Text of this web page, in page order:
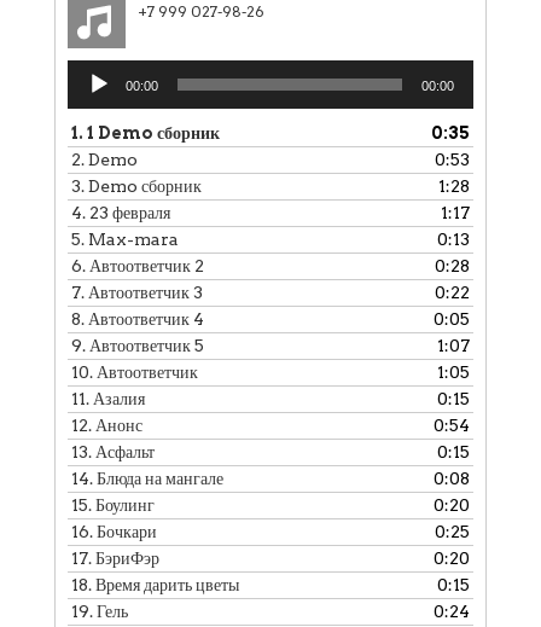
+7 999 027-98-26
Аудиоплеер
00:00 00:00
1. 1 Demo сборник
0:35
2.Demo
0:53
3.Demo сборник
1:28
4. 23 февраля
1:17
5. Max-mara
0:13
6. Автоответчик 2
0:28
7. Автоответчик 3
0:22
8. Автоответчик 4
0:05
9. Автоответчик 5
1:07
10. Автоответчик
1:05
11. Азалия
0:15
12. Анонс
0:54
13. Асфальт
0:15
14.Блюда на мангале
0:08
15.Боулинг
0:20
16.Бочкари
0:25
17.БэриФэр
0:20
18.Время дарить цветы
0:15
19.Гель
0:24